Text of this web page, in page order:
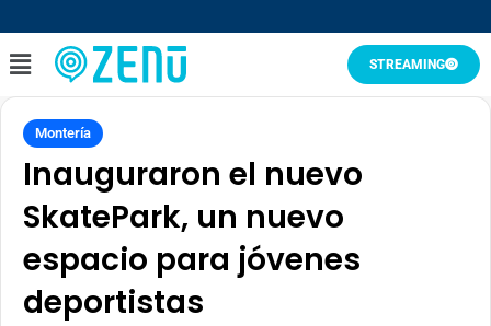
STREAMING
Montería
Inauguraron el nuevo
SkatePark, un nuevo
espacio para jóvenes
deportistas